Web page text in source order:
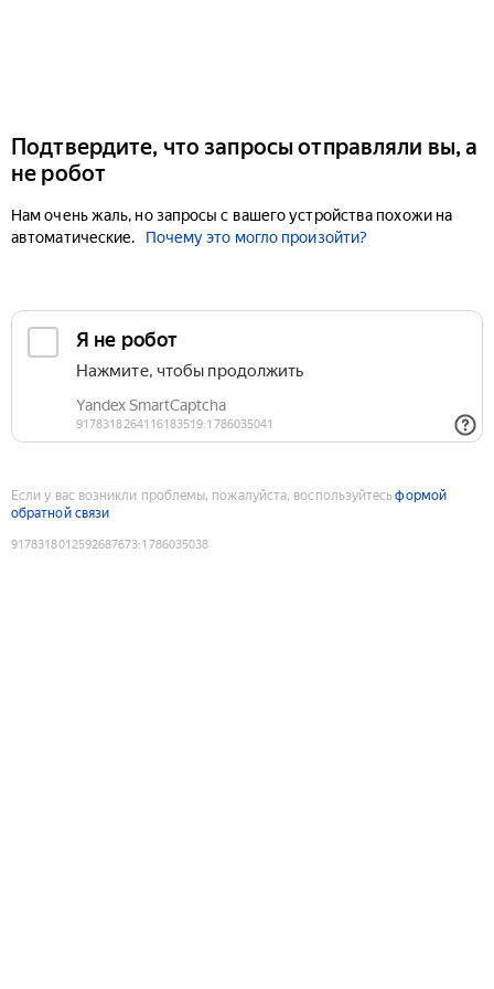
Подтвердите, что запросы отправляли вы, а
не робот
Нам очень жаль, но запросы с вашего устройства похожи на
автоматические.
Почему это могло произойти?
Если у вас возникли проблемы, пожалуйста, воспользуйтесьформой
обратной связи
9178318012592687673:1786035038